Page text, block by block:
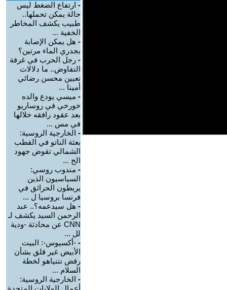
- ارتفاع الضغط ليس
حالة يمكن تحملها..
طبيب يكشف المخاطر
الخفية ...
- هل يمكن الإصابة
بجدري الماء مرتين؟
- رجل الحرب في غرفة
التفاوض.. ما دلالات
تعيين محسن رضائي
أمينا ...
- ميسي يودع والده
خورخي في روساريو
بعد عقود رافقه خلالها
في مس ...
- الخارجية الروسية:
بعثة الناتو في القطب
الشمالي تقوض جهود
الح ...
- مندوب روسي:
السياسيون الذين
يربطون الحرائق في
فرنسا بروسيا ل ...
- هل سيدعمه؟.. عبد
الرحمن السيد يكشف لـ
CNN عن محادثة -ودية
لل ...
- -أكسيوس-: البيت
الأبيض غير قلق بشأن
رفض نتنياهو لخطة
السلام ...
- الخارجية الروسية:
أعمال الولايات المتحدة